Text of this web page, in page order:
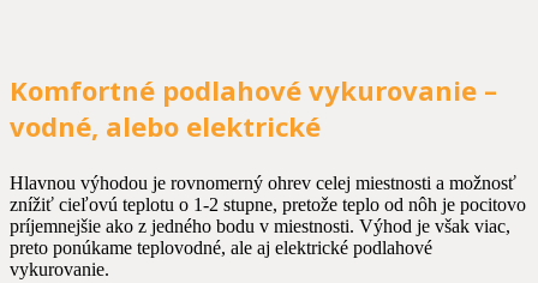
Komfortné podlahové vykurovanie –
vodné, alebo elektrické
Hlavnou výhodou je rovnomerný ohrev celej miestnosti a možnosť
znížiť cieľovú teplotu o 1-2 stupne, pretože teplo od nôh je pocitovo
príjemnejšie ako z jedného bodu v miestnosti. Výhod je však viac,
preto ponúkame teplovodné, ale aj elektrické podlahové
vykurovanie.